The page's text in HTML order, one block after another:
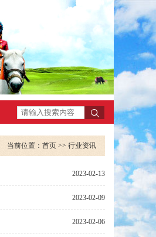
当前位置： 首页 >> 行业资讯
2023-02-13
2023-02-09
2023-02-06